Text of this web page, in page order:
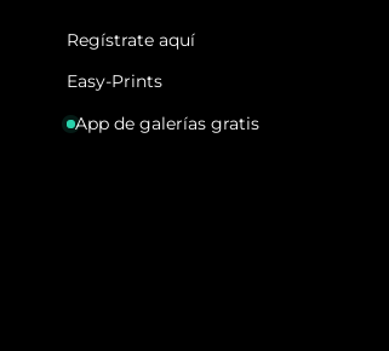
Regístrate aquí
Easy-Prints
App de galerías gratis